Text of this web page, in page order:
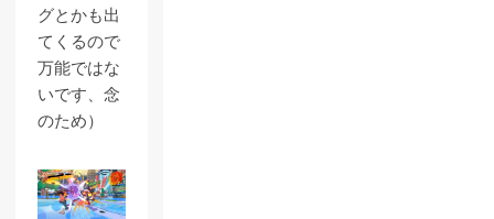
グとかも出
てくるので
万能ではな
いです、念
のため）